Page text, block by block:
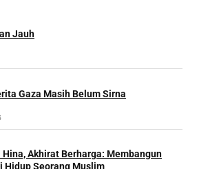
Jauh
Gaza Masih Belum Sirna
Hina, Akhirat Berharga: Membangun
Hidup Seorang Muslim